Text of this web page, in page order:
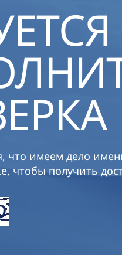
что имеем дело
чтобы получить